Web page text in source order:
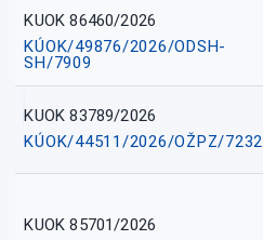
KUOK 86460/2026
KÚOK/49876/2026/ODSH-
SH/7909
KUOK 83789/2026
KÚOK/44511/2026/OŽPZ/7232
KUOK 85701/2026